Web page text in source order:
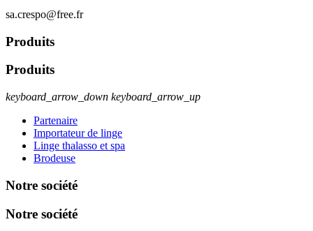
sa.crespo@free.fr
Produits
Produits
keyboard_arrow_down keyboard_arrow_up
Partenaire
Importateur de linge
Linge thalasso et spa
Brodeuse
Notre société
Notre société